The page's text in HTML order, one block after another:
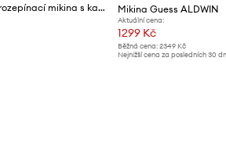
Guess Jeans rozepínací mikina s kapucí pánská bavlněná Mikina Guess ALDWIN
Aktuální cena:
1299 Kč
Běžná cena: 2349 Kč
Nejnižší cena za posledních 30